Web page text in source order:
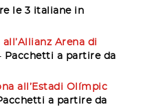
le 3 italiane in
Arena di
Pacchetti a partire da
all’Estadi Olímpic
a partire da